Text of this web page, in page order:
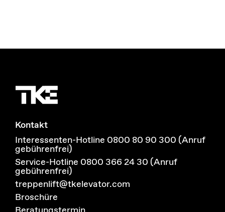
Kontakt
Interessenten-Hotline 0800 80 90 300 (Anruf
gebührenfrei)
Service-Hotline 0800 366 24 30 (Anruf
gebührenfrei)
treppenlift@tkelevator.com
Broschüre